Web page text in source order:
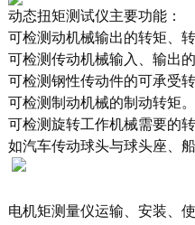
动态扭矩测试仪主要功能：
可检测动机械输出的转矩、
可检测传动机械输入、输出
可检测钢性传动件的可承受
可检测制动机械的制动转矩
可检测旋转工作机械需要的
如汽车传动球头与球头座、
电机矩测量仪运输、安装、